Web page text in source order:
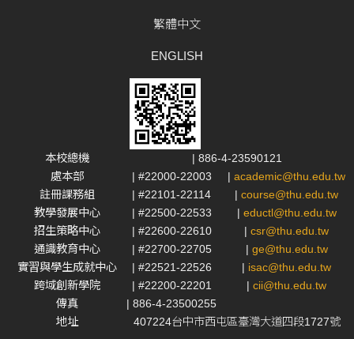
繁體中文
ENGLISH
本校總機
| 886-4-23590121
處本部
| #22000-22003 | academic@thu.edu.tw
註冊課務組
| #22101-22114 | course@thu.edu.tw
教學發展中心
| #22500-22533 | eductl@thu.edu.tw
招生策略中心
| #22600-22610 | csr@thu.edu.tw
通識教育中心
| #22700-22705 | ge@thu.edu.tw
實習與學生成就中心
| #22521-22526 | isac@thu.edu.tw
跨域創新學院
| #22200-22201 | cii@thu.edu.tw
傳真
| 886-4-23500255
地址
407224台中市西屯區臺灣大道四段1727號